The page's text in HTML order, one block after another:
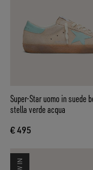
Super-Star uomo in suede
stella verde acqua
€ 495